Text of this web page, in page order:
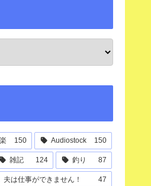
150 Audiostock 150
雑記 124 釣り 87
夫は仕事ができません！ 47